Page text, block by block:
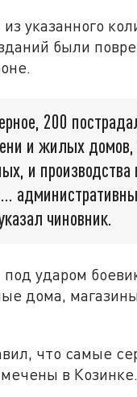
указанного
были
200
и жилых домов,
и производства
чиновник.
ударом
дома,
что самые
в Козинке.